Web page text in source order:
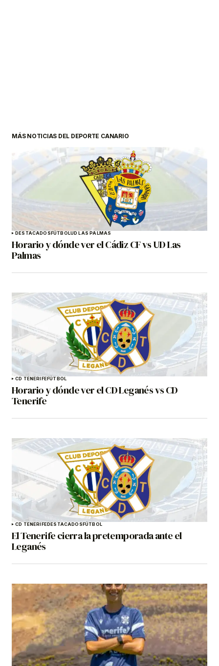
MÁS NOTICIAS DEL DEPORTE CANARIO
DESTACADOSFÚTBOLUD LAS PALMAS
Horario y dónde ver el Cádiz CF vs UD Las
Palmas
CD TENERIFEFÚTBOL
Horario y dónde ver el CD Leganés vs CD
Tenerife
CD TENERIFEDESTACADOSFÚTBOL
El Tenerife cierra la pretemporada ante el
Leganés